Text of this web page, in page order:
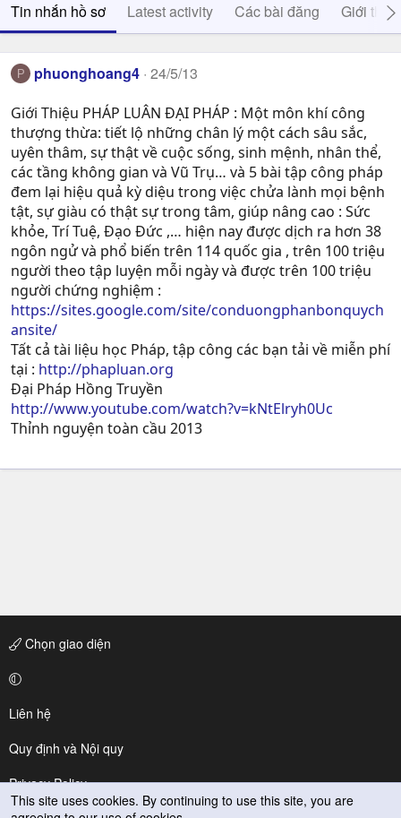
Tin nhắn hồ sơ Latest activity Các bài đăng Giới thiệu
P phuonghoang4 24/5/13
Giới Thiệu PHÁP LUÂN ĐẠI PHÁP : Một môn khí công
thượng thừa: tiết lộ những chân lý một cách sâu sắc,
uyên thâm, sự thật về cuộc sống, sinh mệnh, nhân thể,
các tầng không gian và Vũ Trụ… và 5 bài tập công pháp
đem lại hiệu quả kỳ diệu trong việc chửa lành mọi bệnh
tật, sự giàu có thật sự trong tâm, giúp nâng cao : Sức
khỏe, Trí Tuệ, Ðạo Ðức ,… hiện nay được dịch ra hơn 38
ngôn ngử và phổ biến trên 114 quốc gia , trên 100 triệu
người theo tập luyện mỗi ngày và được trên 100 triệu
người chứng nghiệm :
https://sites.google.com/site/conduongphanbonquych
ansite/
Tất cả tài liệu học Pháp, tập công các bạn tải về miễn phí
tại : http://phapluan.org
Đại Pháp Hồng Truyền
http://www.youtube.com/watch?v=kNtElryh0Uc
Thỉnh nguyện toàn cầu 2013
Chọn giao diện
Liên hệ
Quy định và Nội quy
Privacy Policy
This site uses cookies. By continuing to use this site, you are